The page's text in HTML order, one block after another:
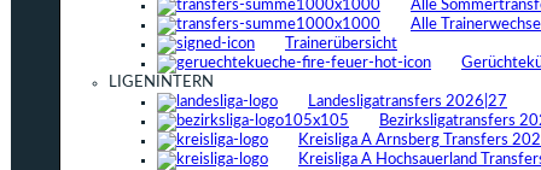
Alle
Alle
Trainerübersicht
LIGENINTERN
Landesligatransfers 2026|27
Bezirksligatransfers
Kreisliga A Arnsberg Transfers
Kreisliga A Hochsauerland